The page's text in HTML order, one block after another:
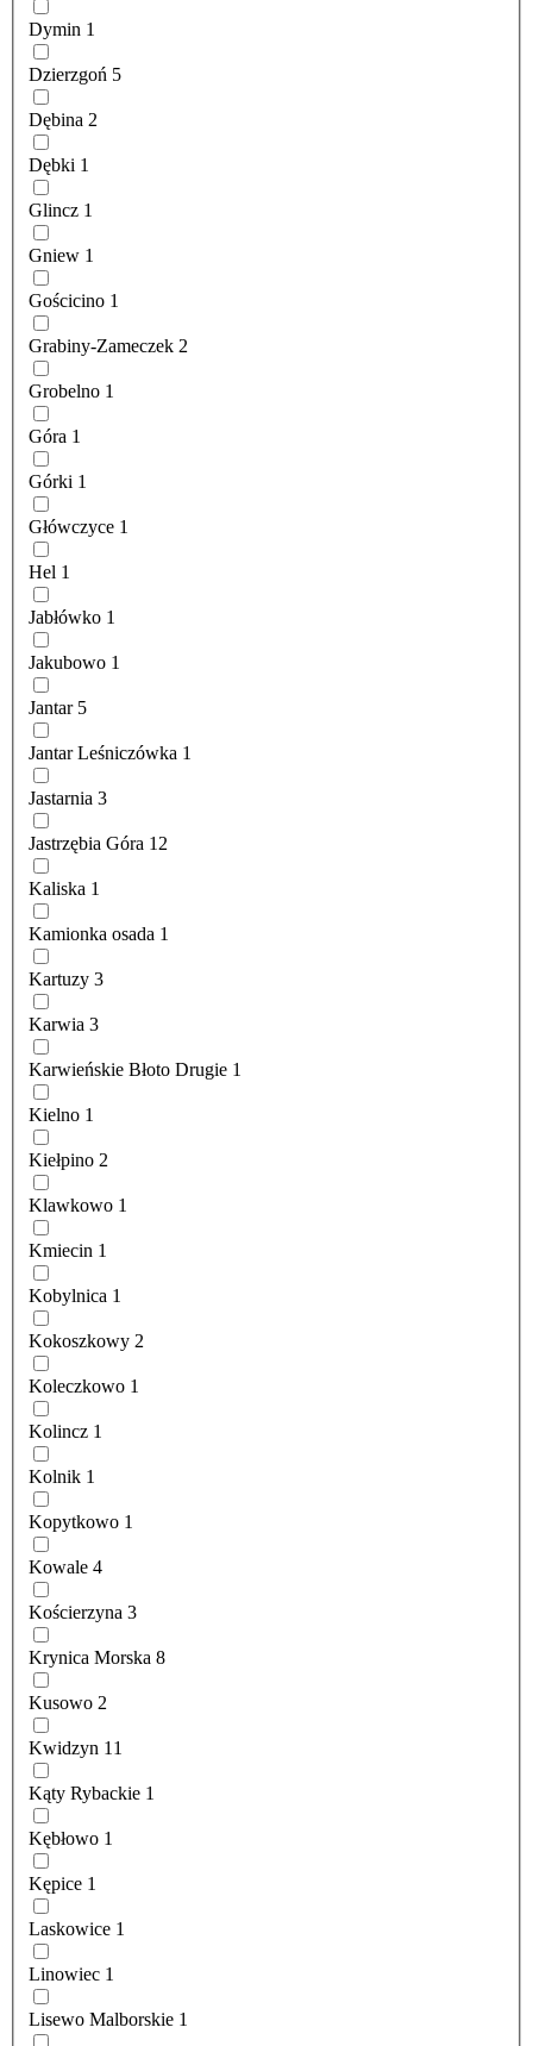
Dymin 1
Dzierzgoń 5
Dębina 2
Dębki 1
Glincz 1
Gniew 1
Gościcino 1
Grabiny-Zameczek 2
Grobelno 1
Góra 1
Górki 1
Główczyce 1
Hel 1
Jabłówko 1
Jakubowo 1
Jantar 5
Jantar Leśniczówka 1
Jastarnia 3
Jastrzębia Góra 12
Kaliska 1
Kamionka osada 1
Kartuzy 3
Karwia 3
Karwieńskie Błoto Drugie 1
Kielno 1
Kiełpino 2
Klawkowo 1
Kmiecin 1
Kobylnica 1
Kokoszkowy 2
Koleczkowo 1
Kolincz 1
Kolnik 1
Kopytkowo 1
Kowale 4
Kościerzyna 3
Krynica Morska 8
Kusowo 2
Kwidzyn 11
Kąty Rybackie 1
Kębłowo 1
Kępice 1
Laskowice 1
Linowiec 1
Lisewo Malborskie 1